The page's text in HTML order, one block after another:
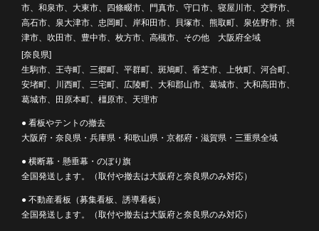
市、和泉市、大東市、四條畷市、門真市、守口市、寝屋川市、交野市、
高石市、泉大津市、忠岡町、岸和田市、貝塚市、熊取町、泉佐野市、摂
津市、吹田市、豊中市、枚方市、高槻市、その他 大阪府全域
[奈良県]
生駒市、王寺町、三郷町、平群町、斑鳩町、香芝市、上牧町、河合町、
安堵町、川西町、三宅町、広陵町、大和郡山市、葛城市、大和高田市、
葛城市、田原本町、橿原市、天理市
● 看板やテントの撤去
大阪府・奈良県・兵庫県・和歌山県・京都府・滋賀県・三重県全域
● 横断幕・懸垂幕・のぼり旗
全国発送します。（取付や撤去は大阪府と奈良県のみ対応）
● 不動産看板（募集看板、誘導看板）
全国発送します。（取付や撤去は大阪府と奈良県のみ対応）